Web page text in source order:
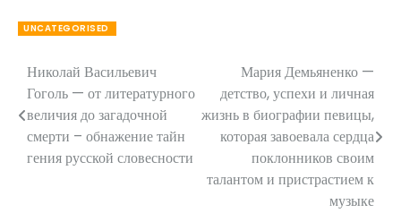
UNCATEGORISED
Навигация
по
записям
Николай Васильевич
Гоголь — от литературного
величия до загадочной
смерти – обнажение тайн
гения русской словесности
Мария Демьяненко —
детство, успехи и личная
жизнь в биографии певицы,
которая завоевала сердца
поклонников своим
талантом и пристрастием к
музыке